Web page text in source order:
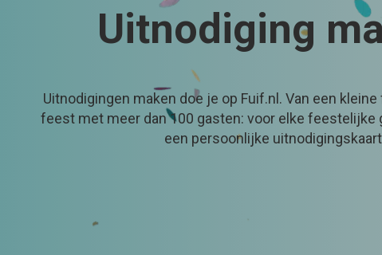
Uitnodiging
Uitnodigingen maken doe je op Fuif.nl. Van een
feest met meer dan 100 gasten: voor elke feestelijke
een persoonlijke